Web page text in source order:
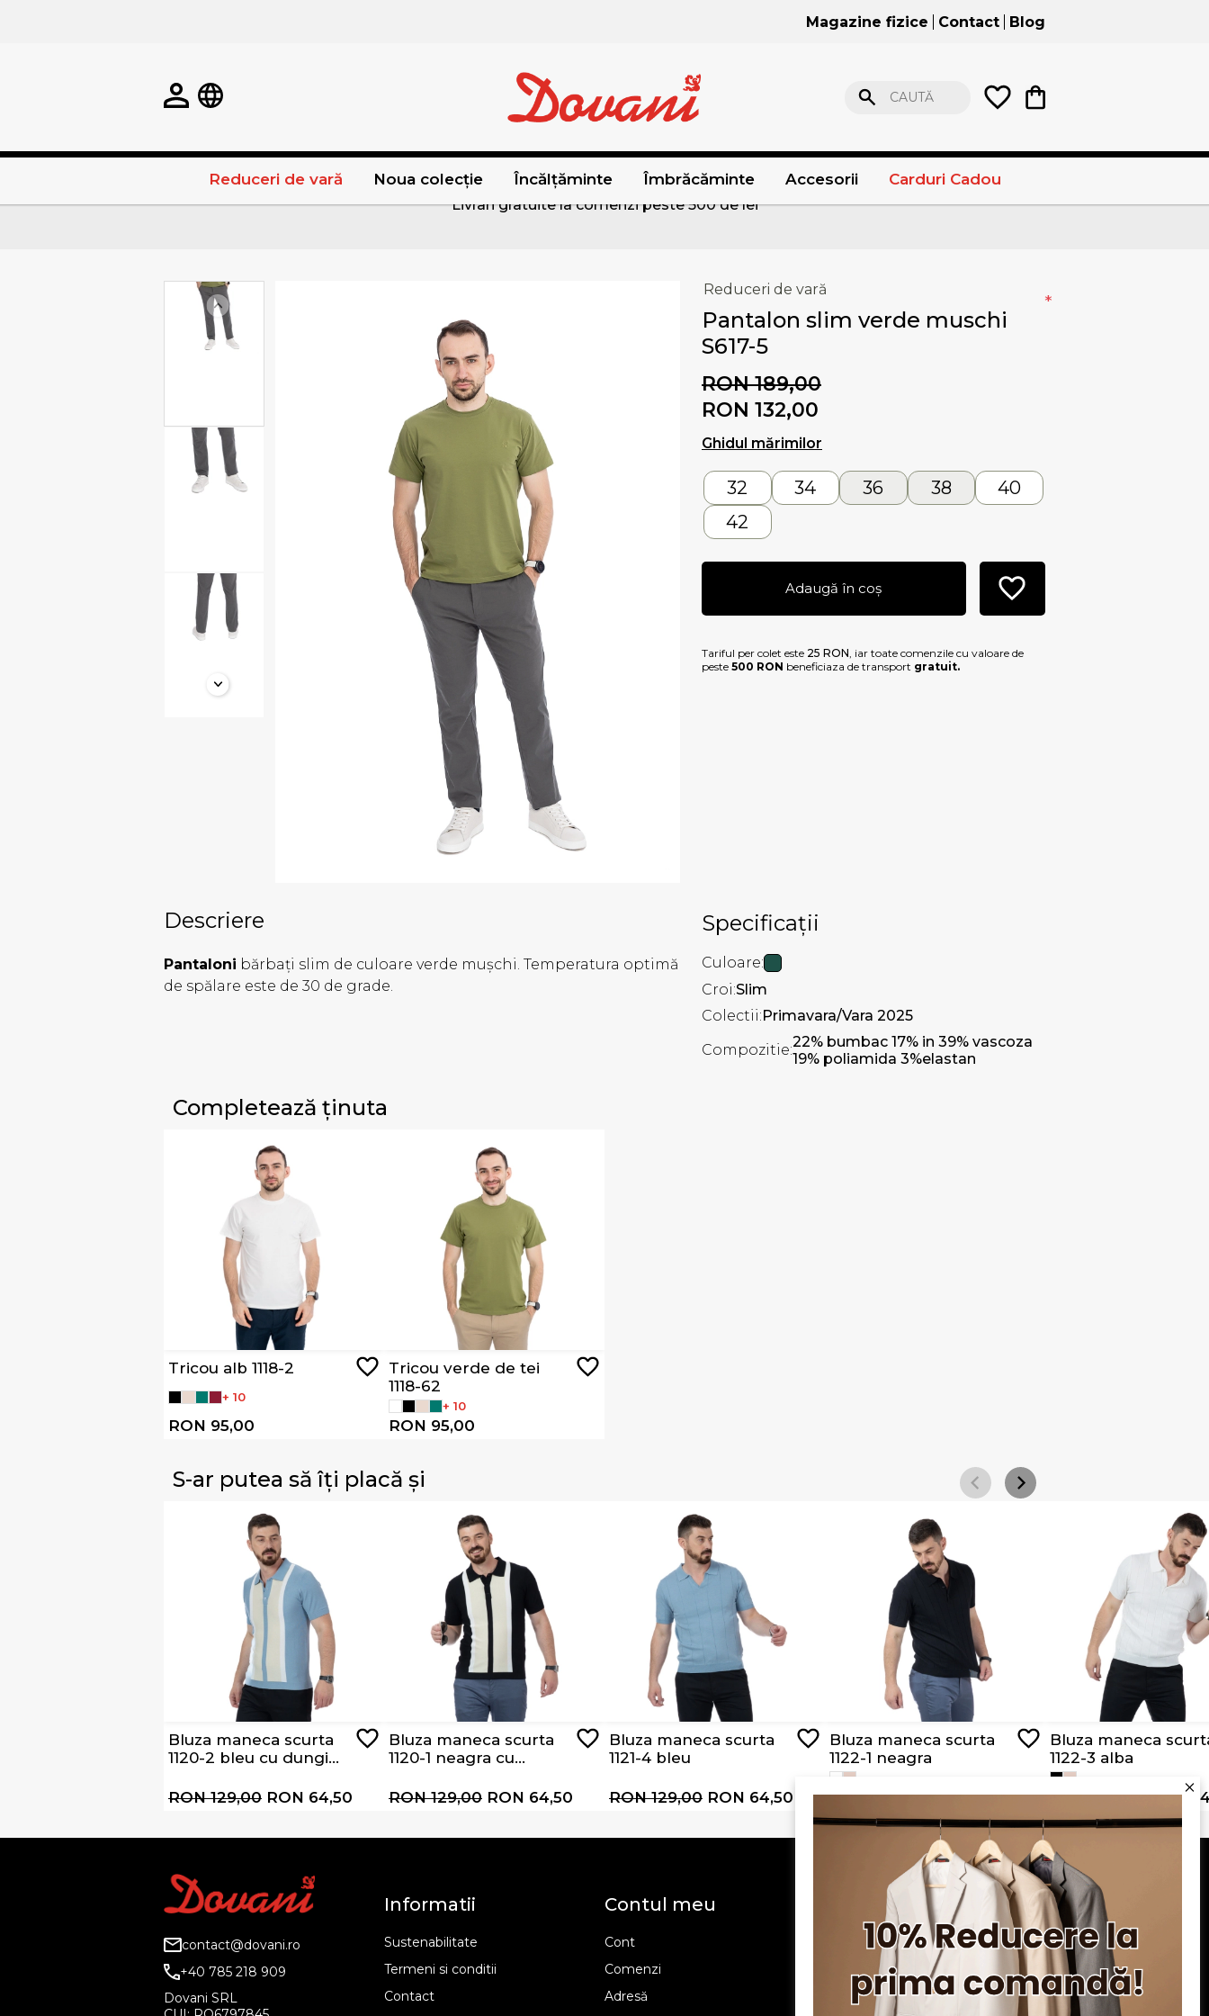
Magazine fizice Contact Blog
CAUTĂ
Reduceri de vară Noua colecție Încălțăminte Îmbrăcăminte Accesorii Carduri Cadou
Livrari gratuite la comenzi peste 500 de lei
Reduceri de vară
Pantalon slim verde muschi
S617-5
RON 189,00
RON 132,00
Ghidul mărimilor
*
32 34 36 38
40
42
Adaugă în coș
Tariful per colet este 25 RON , iar toate comenzile cu valoare de
peste 500 RON beneficiaza de transport gratuit.
Descriere
Pantaloni bărbați slim de culoare verde mușchi. Temperatura optimă
de spălare este de 30 de grade.
Specificații
Culoare:
Croi:Slim
Colectii:Primavara/Vara 2025
Compozitie:22% bumbac 17% in 39% vascoza
19% poliamida 3%elastan
Completează ținuta
Tricou alb 1118-2
+ 10
RON 95,00
Tricou verde de tei
1118-62
+ 10
RON 95,00
S-ar putea să îți placă și
Bluza maneca scurta
1120-2 bleu cu dungi
RON 129,00 RON 64,50
Bluza maneca scurta
1120-1 neagra cu
RON 129,00 RON 64,50
Bluza maneca scurta
1121-4 bleu
RON 129,00 RON 64,50
Bluza maneca scurta
1122-1 neagra
RON 129,00 RON 64,50
Bluza maneca
1122-3 alba
RON 129,00 RON
contact@dovani.ro
+40 785 218 909
Dovani SRL
Informatii
Sustenabilitate
Termeni si conditii
Contact
Contul meu
Cont
Comenzi
Adresă
Serviciu clienți
Apariții în presă
Politica de confidentialitate